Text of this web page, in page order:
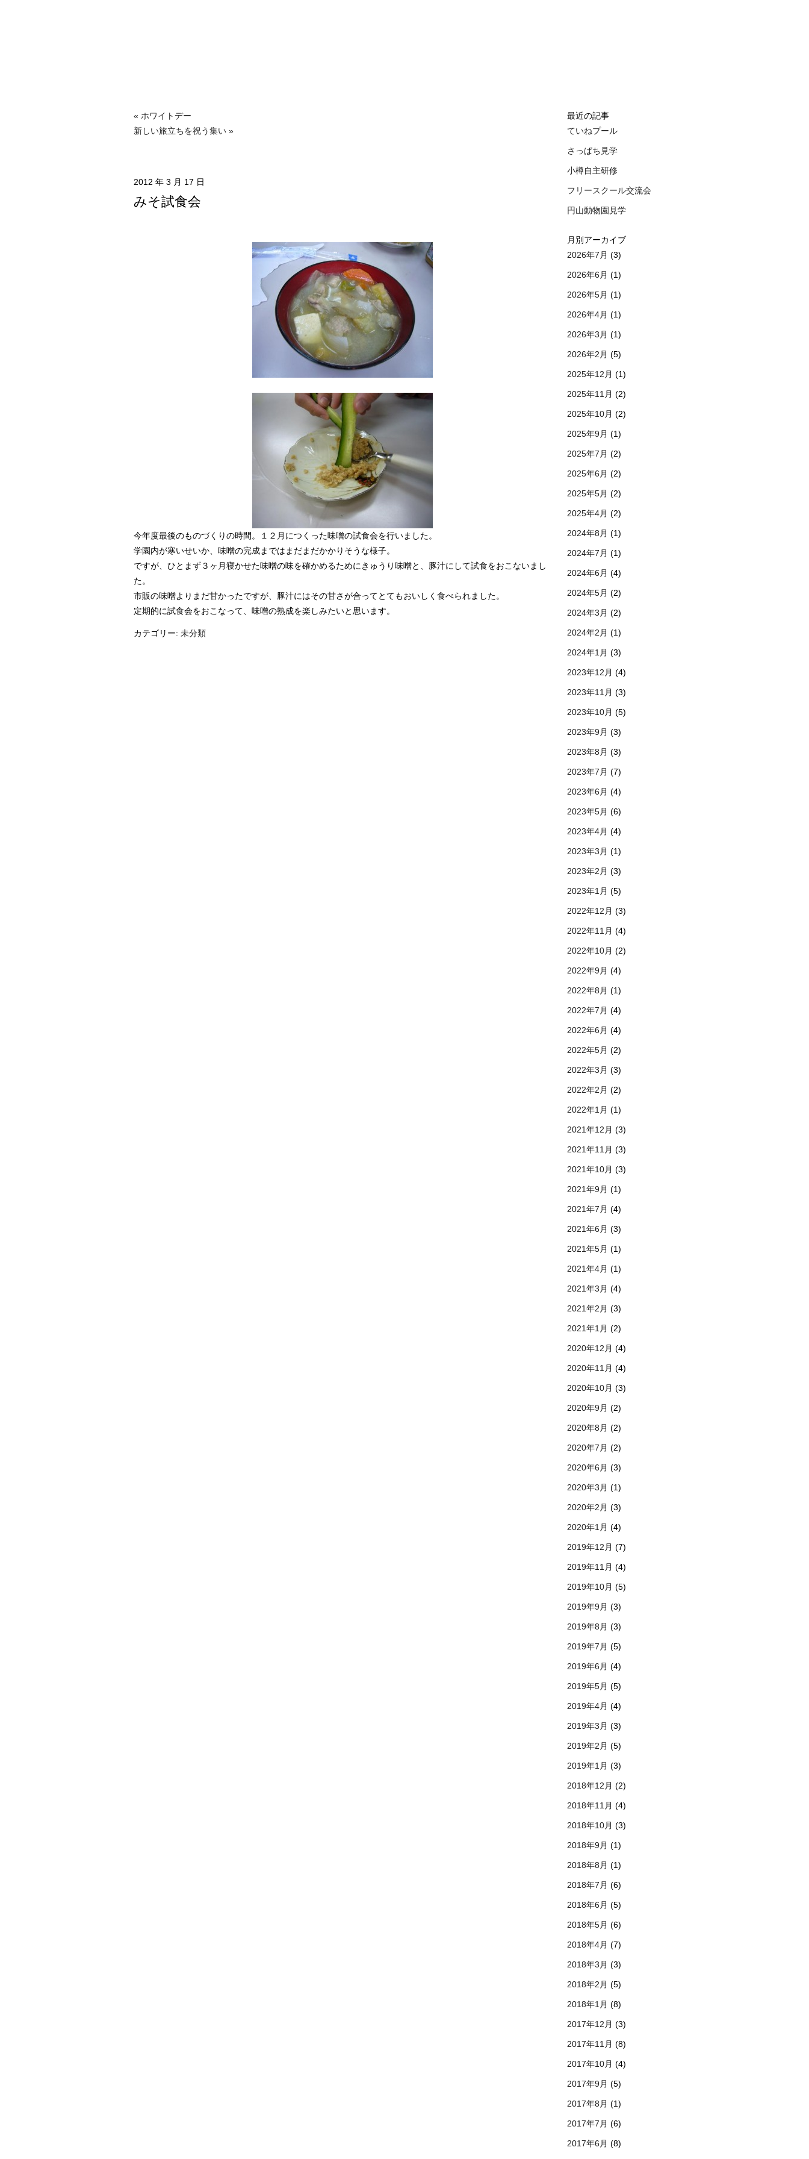
« ホワイトデー
新しい旅立ちを祝う集い »
2012 年 3 月 17 日
みそ試食会
今年度最後のものづくりの時間。１２月につくった味噌の試食会を行いました。
学園内が寒いせいか、味噌の完成まではまだまだかかりそうな様子。
ですが、ひとまず３ヶ月寝かせた味噌の味を確かめるためにきゅうり味噌と、豚汁にして試食をおこないまし
た。
市販の味噌よりまだ甘かったですが、豚汁にはその甘さが合ってとてもおいしく食べられました。
定期的に試食会をおこなって、味噌の熟成を楽しみたいと思います。
カテゴリー: 未分類
最近の記事
ていねプール
さっぱち見学
小樽自主研修
フリースクール交流会
円山動物園見学
月別アーカイブ
2026年7月 (3)
2026年6月 (1)
2026年5月 (1)
2026年4月 (1)
2026年3月 (1)
2026年2月 (5)
2025年12月 (1)
2025年11月 (2)
2025年10月 (2)
2025年9月 (1)
2025年7月 (2)
2025年6月 (2)
2025年5月 (2)
2025年4月 (2)
2024年8月 (1)
2024年7月 (1)
2024年6月 (4)
2024年5月 (2)
2024年3月 (2)
2024年2月 (1)
2024年1月 (3)
2023年12月 (4)
2023年11月 (3)
2023年10月 (5)
2023年9月 (3)
2023年8月 (3)
2023年7月 (7)
2023年6月 (4)
2023年5月 (6)
2023年4月 (4)
2023年3月 (1)
2023年2月 (3)
2023年1月 (5)
2022年12月 (3)
2022年11月 (4)
2022年10月 (2)
2022年9月 (4)
2022年8月 (1)
2022年7月 (4)
2022年6月 (4)
2022年5月 (2)
2022年3月 (3)
2022年2月 (2)
2022年1月 (1)
2021年12月 (3)
2021年11月 (3)
2021年10月 (3)
2021年9月 (1)
2021年7月 (4)
2021年6月 (3)
2021年5月 (1)
2021年4月 (1)
2021年3月 (4)
2021年2月 (3)
2021年1月 (2)
2020年12月 (4)
2020年11月 (4)
2020年10月 (3)
2020年9月 (2)
2020年8月 (2)
2020年7月 (2)
2020年6月 (3)
2020年3月 (1)
2020年2月 (3)
2020年1月 (4)
2019年12月 (7)
2019年11月 (4)
2019年10月 (5)
2019年9月 (3)
2019年8月 (3)
2019年7月 (5)
2019年6月 (4)
2019年5月 (5)
2019年4月 (4)
2019年3月 (3)
2019年2月 (5)
2019年1月 (3)
2018年12月 (2)
2018年11月 (4)
2018年10月 (3)
2018年9月 (1)
2018年8月 (1)
2018年7月 (6)
2018年6月 (5)
2018年5月 (6)
2018年4月 (7)
2018年3月 (3)
2018年2月 (5)
2018年1月 (8)
2017年12月 (3)
2017年11月 (8)
2017年10月 (4)
2017年9月 (5)
2017年8月 (1)
2017年7月 (6)
2017年6月 (8)